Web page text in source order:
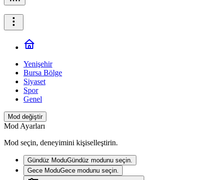
Yenişehir
Bursa Bölge
Siyaset
Spor
Genel
Mod değiştir
Mod Ayarları
Mod seçin, deneyimini kişiselleştirin.
Gündüz ModuGündüz modunu seçin.
Gece ModuGece modunu seçin.